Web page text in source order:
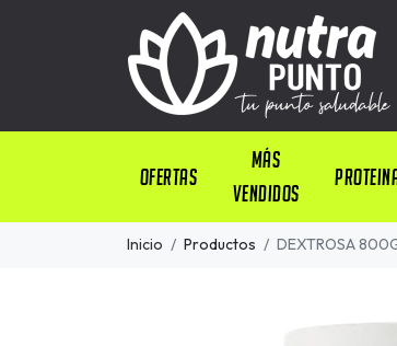
OFERTAS
Más
Vendidos
Inicio Productos DEXTROSA